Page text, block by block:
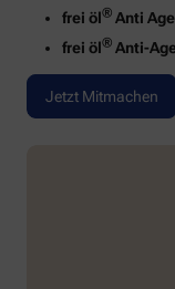
frei öl® Anti
frei öl® Anti-
Jetzt Mitmachen